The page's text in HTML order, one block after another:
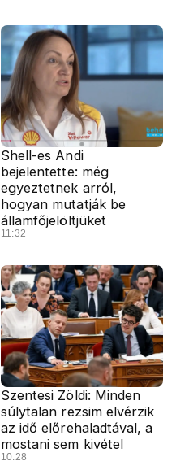
Shell-es Andi
bejelentette: még
egyeztetnek arról,
hogyan mutatják be
államfőjelöltjüket
11:32
Szentesi Zöldi: Minden
súlytalan rezsim elvérzik
az idő előrehaladtával, a
mostani sem kivétel
10:28